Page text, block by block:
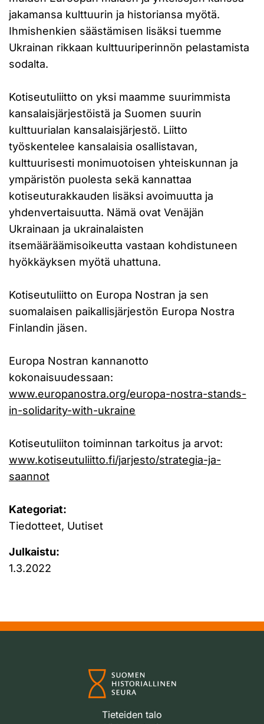
jakamansa kulttuurin ja historiansa myötä.
Ihmishenkien säästämisen lisäksi tuemme
Ukrainan rikkaan kulttuuriperinnön pelastamista
sodalta.
Kotiseutuliitto on yksi maamme suurimmista
kansalaisjärjestöistä ja Suomen suurin
kulttuurialan kansalaisjärjestö. Liitto
työskentelee kansalaisia osallistavan,
kulttuurisesti monimuotoisen yhteiskunnan ja
ympäristön puolesta sekä kannattaa
kotiseuturakkauden lisäksi avoimuutta ja
yhdenvertaisuutta. Nämä ovat Venäjän
Ukrainaan ja ukrainalaisten
itsemääräämisoikeutta vastaan kohdistuneen
hyökkäyksen myötä uhattuna.
Kotiseutuliitto on Europa Nostran ja sen
suomalaisen paikallisjärjestön Europa Nostra
Finlandin jäsen.
Europa Nostran kannanotto
kokonaisuudessaan:
www.europanostra.org/europa-nostra-stands-
in-solidarity-with-ukraine
Kotiseutuliiton toiminnan tarkoitus ja arvot:
www.kotiseutuliitto.fi/jarjesto/strategia-ja-
saannot
Kategoriat:
Tiedotteet, Uutiset
Julkaistu:
1.3.2022
Tieteiden talo